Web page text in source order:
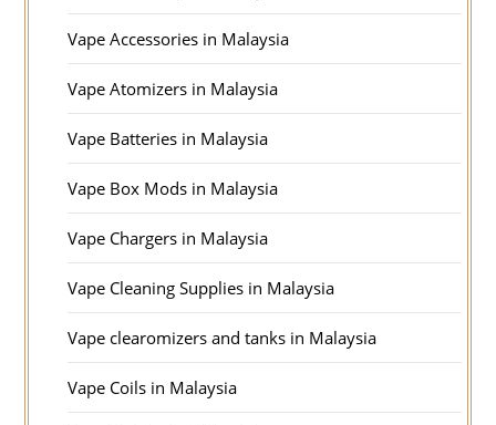
Vape Accessories in Malaysia
Vape Atomizers in Malaysia
Vape Batteries in Malaysia
Vape Box Mods in Malaysia
Vape Chargers in Malaysia
Vape Cleaning Supplies in Malaysia
Vape clearomizers and tanks in Malaysia
Vape Coils in Malaysia